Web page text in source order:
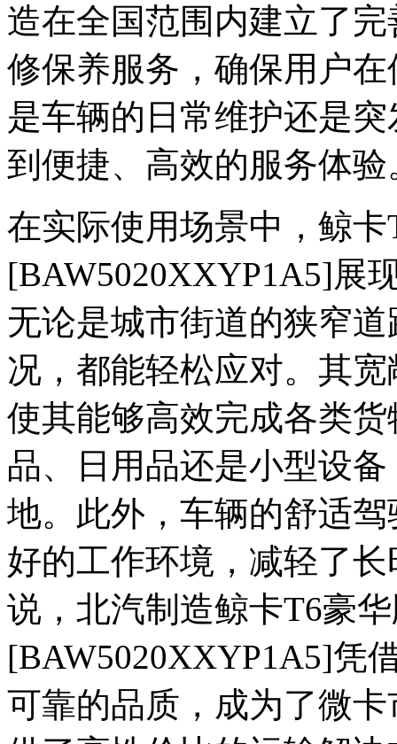
造在全国范围内建立了
修保养服务，确保用户
是车辆的日常维护还是
到便捷、高效的服务体验
在实际使用场景中，鲸
[BAW5020XXYP1A5]展
无论是城市街道的狭窄
况，都能轻松应对。其
使其能够高效完成各类
品、日用品还是小型设
地。此外，车辆的舒适
好的工作环境，减轻了
说，北汽制造鲸卡T6豪
[BAW5020XXYP1A5]凭
可靠的品质，成为了微